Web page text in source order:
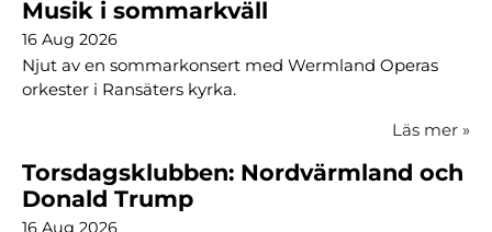
Musik i sommarkväll
16 Aug 2026
Njut av en sommarkonsert med Wermland Operas
orkester i Ransäters kyrka.
Läs mer »
Torsdagsklubben: Nordvärmland och
Donald Trump
16 Aug 2026